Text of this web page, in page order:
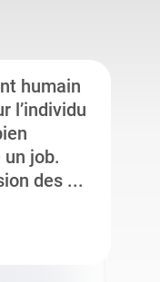
humain
l’individu
un job.
des ...